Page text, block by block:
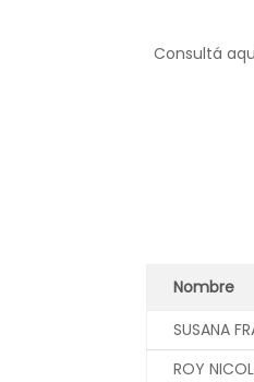
Consultá
Nombre
SUSANA
ROY